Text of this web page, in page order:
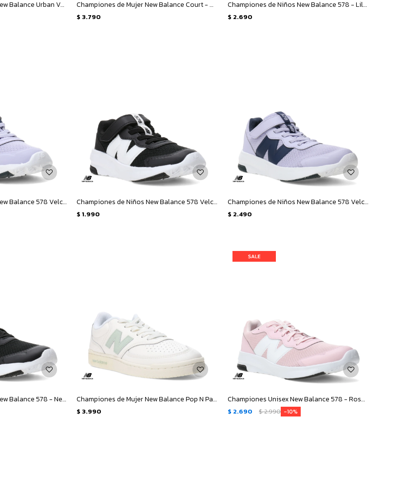
Championes de Niños New Balance Urban Velcro - Negro - Blanco Championes de Mujer New Balance Court - Blanco - Plata
$ 3.790
Championes de Niños New Balance 578 - Lila - Azul Marino
$ 2.690
Championes de Niños New Balance 578 Velcro Infantil - Lila - Azul Marino Championes de Niños New Balance 578 Velcro Infantil - Negro - Blanco
$ 1.990
Championes de Niños New Balance 578 Velcro - Lila - Azul Marino
$ 2.490
Championes de Niños New Balance 578 - Negro - Blanco Championes de Mujer New Balance Pop N Pack Leather - Beige - Verde
$ 3.990
Championes Unisex New Balance 578 - Rosa - Blanco
$ 2.690 $2.990 10